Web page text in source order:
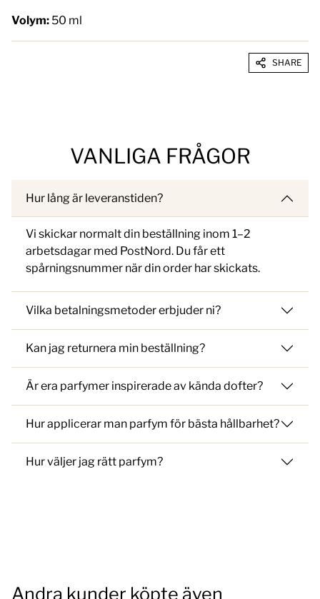
Volym: 50 ml
SHARE
VANLIGA FRÅGOR
Hur lång är leveranstiden?
Vi skickar normalt din beställning inom 1–2
arbetsdagar med PostNord. Du får ett
spårningsnummer när din order har skickats.
Vilka betalningsmetoder erbjuder ni?
Kan jag returnera min beställning?
Är era parfymer inspirerade av kända dofter?
Hur applicerar man parfym för bästa hållbarhet?
Hur väljer jag rätt parfym?
Andra kunder köpte även